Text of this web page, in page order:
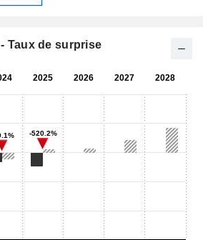
Taux de surprise